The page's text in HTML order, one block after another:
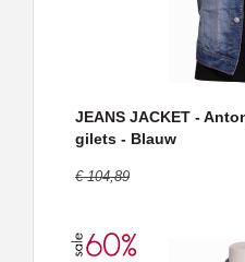
JEANS JACKET -
gilets - Blauw
€ 104,89